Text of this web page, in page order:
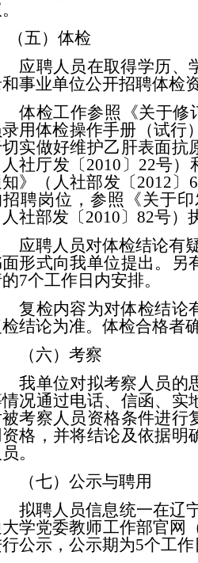
（五）体检
应聘人员在取得学历、
事业单位公开招聘体检
体检工作参照《关于修
用体检操作手册（试行
实做好维护乙肝表面抗
社厅发〔2010〕22号
》（人社部发〔2012
聘岗位，参照《关于
社部发〔2010〕82号）
应聘人员对体检结论有
形式向我单位提出。另
7个工作日内安排。
复检内容为对体检结论
结论为准。体检合格者
（六）考察
我单位对拟考察人员的
况通过电话、信函、实
考察人员资格条件进行
格，并将结论及依据明
。
（七）公示与聘用
拟聘人员信息统一在辽
学党委教师工作部官网
公示，公示期为5个工作